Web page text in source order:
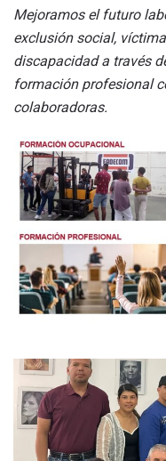
Mejoramos el futuro
exclusión social,
discapacidad a través
formación profesional
colaboradoras.